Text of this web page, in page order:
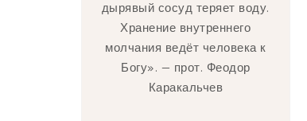
дырявый сосуд теряет воду.
Хранение внутреннего
молчания ведёт человека к
Богу». — прот. Феодор
Каракальчев